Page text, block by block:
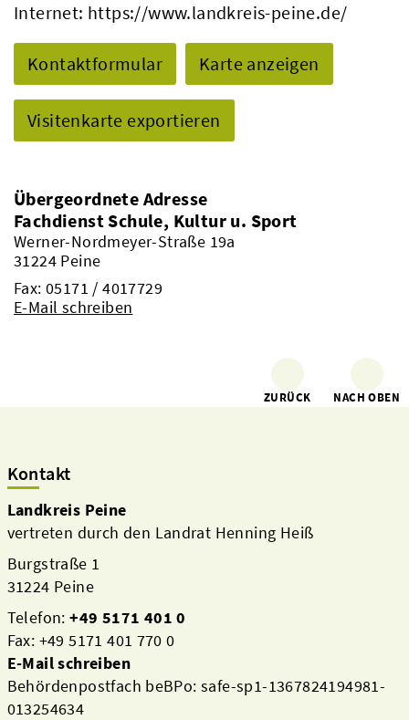
Internet: https://www.landkreis-peine.de/
Kontaktformular Karte anzeigen
Visitenkarte exportieren
Übergeordnete Adresse
Fachdienst Schule, Kultur u. Sport
Werner-Nordmeyer-Straße 19a
31224 Peine
Fax: 05171 / 4017729
E-Mail schreiben
ZURÜCK NACH OBEN
Kontakt
Landkreis Peine
vertreten durch den Landrat Henning Heiß
Burgstraße 1
31224 Peine
Telefon:+49 5171 401 0
Fax: +49 5171 401 770 0
E-Mail schreiben
Behördenpostfach beBPo: safe-sp1-1367824194981-
013254634